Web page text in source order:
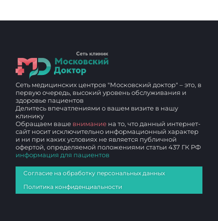
Сеть медицинских центров "Московский доктор" – это, в
первую очередь, высокий уровень обслуживания и
здоровье пациентов
Делитесь впечатлениями о вашем визите в нашу
клинику
Обращаем ваше внимание на то, что данный интернет-
сайт носит исключительно информационный характер
и ни при каких условиях не является публичной
офертой, определяемой положениями статьи 437 ГК РФ
информация для пациентов
Согласие на обработку персональных данных
Политика конфиденциальности